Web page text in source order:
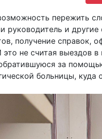
пережить
и другие
получение справок,
не считая выездов
за
больницы, куда